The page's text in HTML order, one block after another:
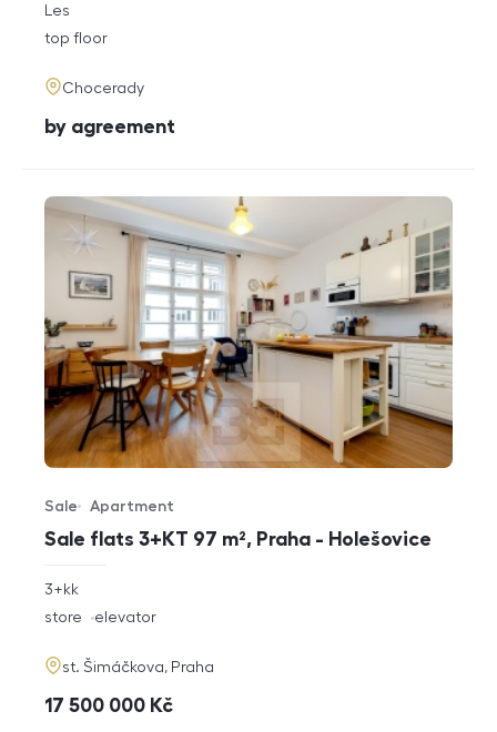
rozměry
disposition
Les
funkce
top floor
adresa
Chocerady
cena
by agreement
Sale flats 3+KT 97 m², Praha - Holešovice
Offer type
Sale
Property type
Apartment
rozměry
disposition
3+kk
funkce
store elevator
adresa
st. Šimáčkova, Praha
cena
17 500 000 Kč